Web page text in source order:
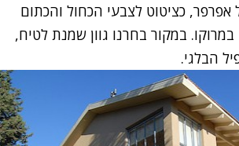
אפרפר, כציטוט לצבעי הכחול והכתום
במקור בחרנו גוון שמנת לטיח,
הבלגי.